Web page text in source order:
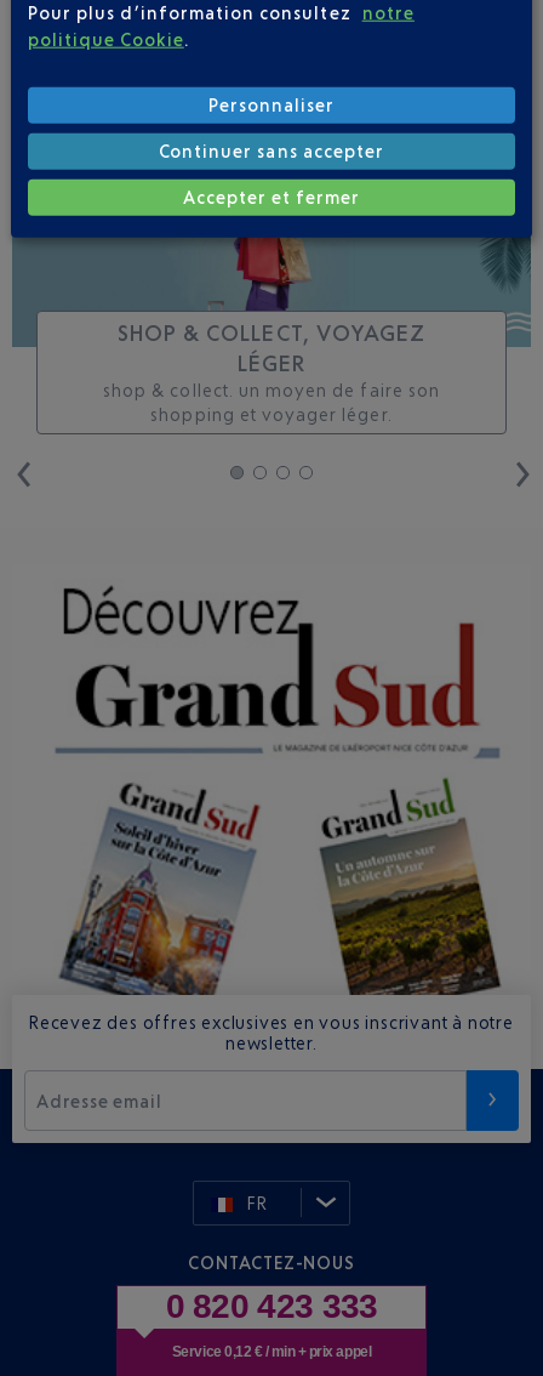
SUIVRE CE VOL
SHOP & COLLECT, VOYAGEZ
LÉGER
shop & collect. un moyen de faire son
shopping et voyager léger.
Recevez des offres exclusives en vous inscrivant à notre
newsletter.
Adresse email
FR
CONTACTEZ-NOUS
0 820 423 333
Service 0,12 € / min + prix appel
Pour plus d’information consultez
notre
politique Cookie
Personnaliser
Continuer sans accepter
Accepter et fermer